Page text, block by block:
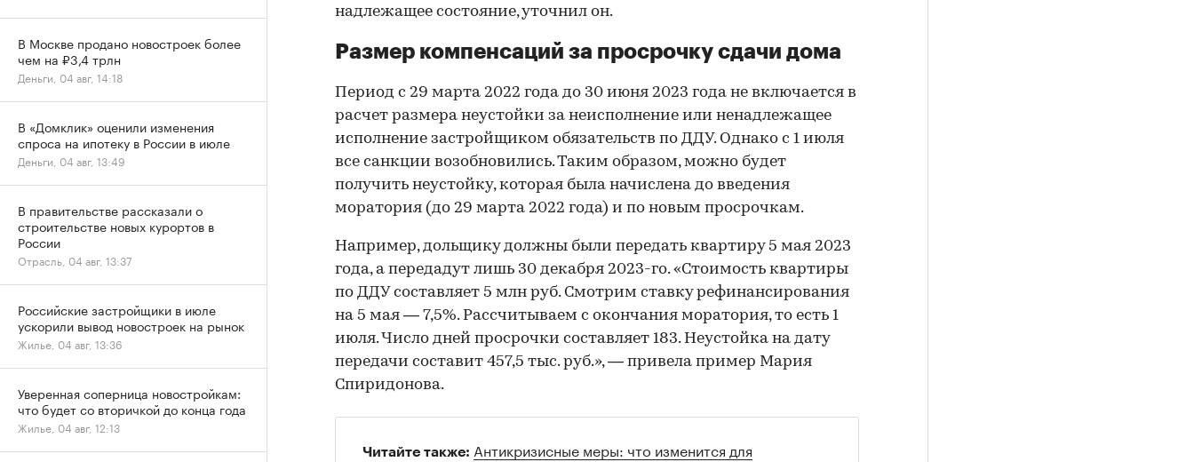
надлежащее состояние, уточнил он.
Размер компенсаций за просрочку сдачи дома
Период с 29 марта 2022 года до 30 июня 2023 года не включается в
расчет размера неустойки за неисполнение или ненадлежащее
исполнение застройщиком обязательств по ДДУ. Однако с 1 июля
все санкции возобновились. Таким образом, можно будет
получить неустойку, которая была начислена до введения
моратория (до 29 марта 2022 года) и по новым просрочкам.
Например, дольщику должны были передать квартиру 5 мая 2023
года, а передадут лишь 30 декабря 2023-го. «Стоимость квартиры
по ДДУ составляет 5 млн руб. Смотрим ставку рефинансирования
на 5 мая — 7,5%. Рассчитываем с окончания моратория, то есть 1
июля. Число дней просрочки составляет 183. Неустойка на дату
передачи составит 457,5 тыс. руб.», — привела пример Мария
Спиридонова.
Читайте также: Антикризисные меры: что изменится для
В Москве продано новостроек более
чем на ₽3,4 трлн
Деньги, 04 авг, 14:18
В «Домклик» оценили изменения
спроса на ипотеку в России в июле
Деньги, 04 авг, 13:49
В правительстве рассказали о
строительстве новых курортов в
России
Отрасль, 04 авг, 13:37
Российские застройщики в июле
ускорили вывод новостроек на рынок
Жилье, 04 авг, 13:36
Уверенная соперница новостройкам:
что будет со вторичкой до конца года
Жилье, 04 авг, 12:13